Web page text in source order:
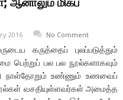
2016 No Comment
கருத்தைப் புலப்படுத்தும்
பெற்றுப் பல பல நூல்களாகவும்
நாள்தோறும் உண்ணும் உணவைப்
வசதியுள்ளவர்கள் அமைத்த